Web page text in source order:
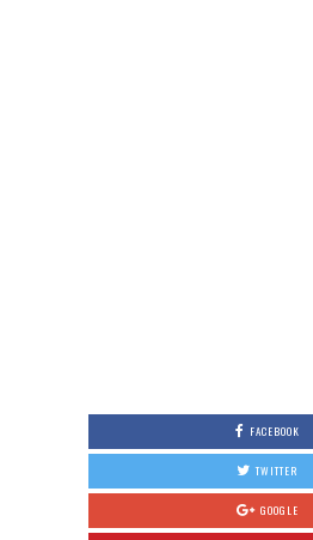
FACEBOOK
TWITTER
GOOGLE